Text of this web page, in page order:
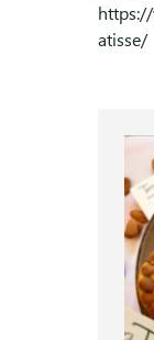
atisse/